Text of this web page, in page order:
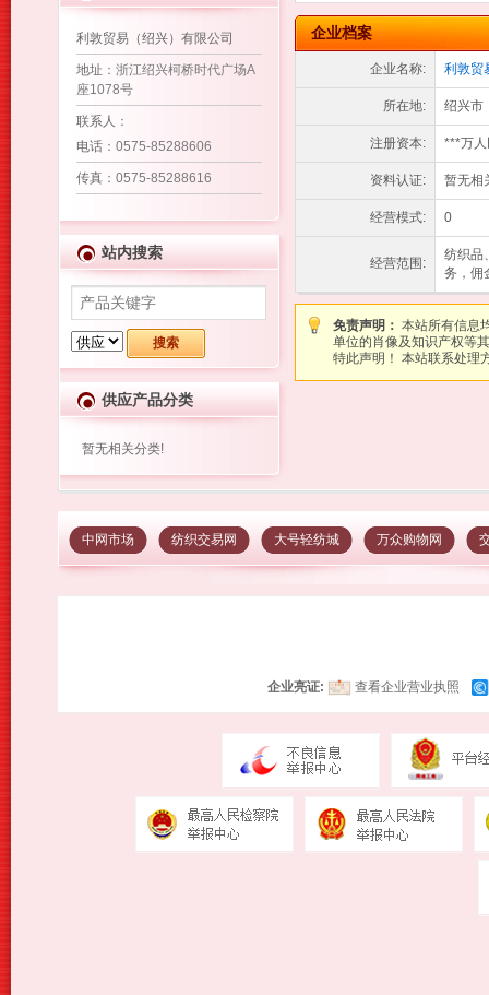
利敦贸易（绍兴）有限公司
地址 ：浙江绍兴柯桥时代广场A
座1078号
联系人 ：
电话 ：0575-85288606
传真 ：0575-85288616
站内搜索
供应产品分类
暂无相关分类!
企业档案
企业名称: 利敦贸
所在地: 绍兴市
注册资本: ***万
资料认证: 暂无相
经营模式: 0
经营范围:
纺织品
务，佣
免责声明： 本站所有信息
单位的肖像及知识产权等
特此声明！ 本站联系处理
中网市场 纺织交易网 大号轻纺城 万众购物网
企业亮证: 查看企业营业执照